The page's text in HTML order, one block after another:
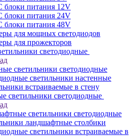
блоки питания 12V
блоки питания 24V
блоки питания 48V
для мощных светодиодов
для прожекторов
светодиодные
светильники светодиодные
светильники настенные
встраиваемые в стену
светильники светодиодные
светильники светодиодные
ландшафтные столбики
светильники встраиваемые в